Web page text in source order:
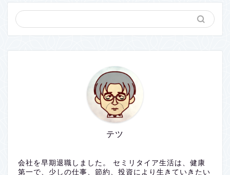
テツ
会社を早期退職しました。 セミリタイア生活は、健康
第一で、少しの仕事、節約、投資により生きていきたい